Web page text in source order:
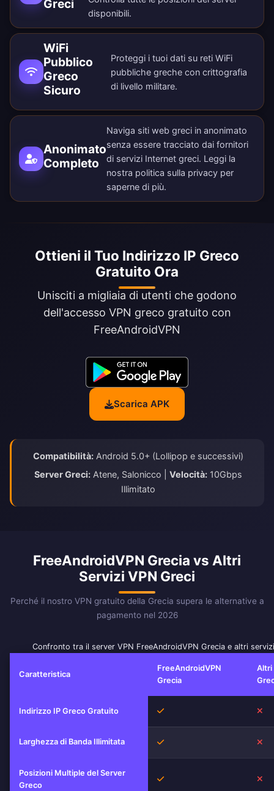
Greci
disponibili.
WiFi
Pubblico
Greco
Sicuro
Proteggi i tuoi dati su reti WiFi
pubbliche greche con crittografia
di livello militare.
Anonimato
Completo
Naviga siti web greci in anonimato
senza essere tracciato dai fornitori
di servizi Internet greci. Leggi la
nostra politica sulla privacy per
saperne di più.
Ottieni il Tuo Indirizzo IP Greco
Gratuito Ora
Unisciti a migliaia di utenti che godono
dell'accesso VPN greco gratuito con
FreeAndroidVPN
Scarica APK
Compatibilità:Android 5.0+ (Lollipop e successivi)
Server Greci:Atene, Salonicco | Velocità:10Gbps
Illimitato
FreeAndroidVPN Grecia vs Altri
Servizi VPN Greci
Perché il nostro VPN gratuito della Grecia supera le alternative a
pagamento nel 2026
Confronto tra il server VPN FreeAndroidVPN Grecia e altri
Caratteristica
FreeAndroidVPN
Grecia
Altri
Indirizzo IP Greco Gratuito Si
Larghezza di Banda Illimitata Si
Posizioni Multiple del Server
Greco
Si